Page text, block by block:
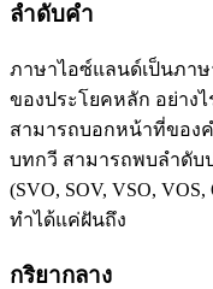
ลำดับคำ
ภาษาไอซ์แลนด์เป็นภา
ของประโยคหลัก อย่าง
สามารถบอกหน้าที่ของ
บทกวี สามารถพบลำดับ
(SVO, SOV, VSO,
ทำได้แค่ฝันถึง
กริยากลาง